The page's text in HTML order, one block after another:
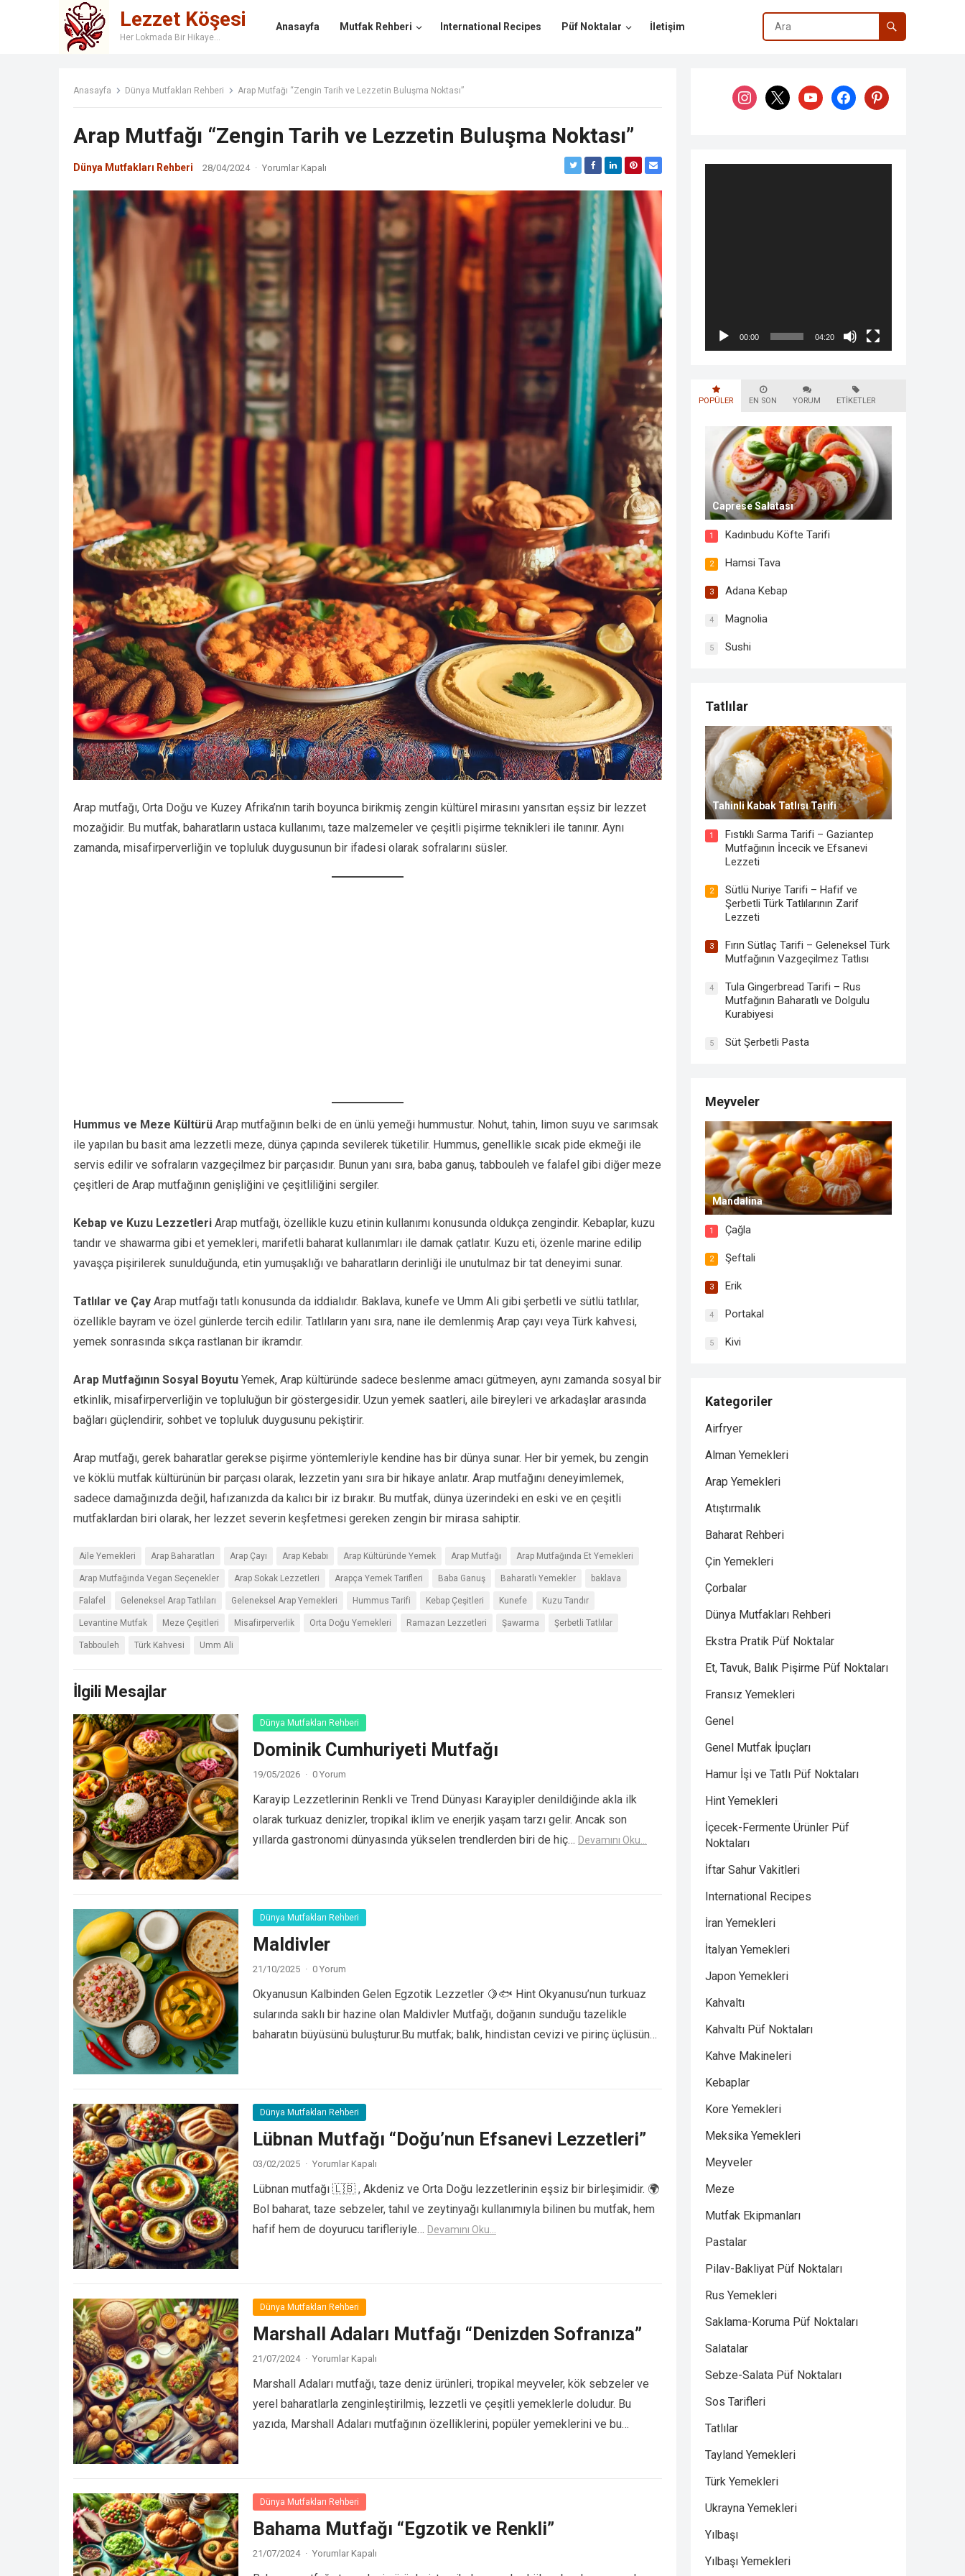
Lezzet Köşesi
Her Lokmada Bir Hikaye…
Anasayfa Mutfak Rehberi International Recipes Püf Noktalar İletişim
Anasayfa Dünya Mutfakları Rehberi Arap Mutfağı “Zengin Tarih ve Lezzetin Buluşma Noktası”
Arap Mutfağı “Zengin Tarih ve Lezzetin Buluşma Noktası”
Dünya Mutfakları Rehberi 28/04/2024 · Yorumlar Kapalı
Arap mutfağı, Orta Doğu ve Kuzey Afrika’nın tarih boyunca birikmiş zengin kültürel mirasını yansıtan eşsiz bir lezzet
mozağidir. Bu mutfak, baharatların ustaca kullanımı, taze malzemeler ve çeşitli pişirme teknikleri ile tanınır. Aynı
zamanda, misafirperverliğin ve topluluk duygusunun bir ifadesi olarak sofralarını süsler.
Hummus ve Meze Kültürü Arap mutfağının belki de en ünlü yemeği hummustur. Nohut, tahin, limon suyu ve sarımsak
ile yapılan bu basit ama lezzetli meze, dünya çapında sevilerek tüketilir. Hummus, genellikle sıcak pide ekmeği ile
servis edilir ve sofraların vazgeçilmez bir parçasıdır. Bunun yanı sıra, baba ganuş, tabbouleh ve falafel gibi diğer meze
çeşitleri de Arap mutfağının genişliğini ve çeşitliliğini sergiler.
Kebap ve Kuzu Lezzetleri Arap mutfağı, özellikle kuzu etinin kullanımı konusunda oldukça zengindir. Kebaplar, kuzu
tandır ve shawarma gibi et yemekleri, marifetli baharat kullanımları ile damak çatlatır. Kuzu eti, özenle marine edilip
yavaşça pişirilerek sunulduğunda, etin yumuşaklığı ve baharatların derinliği ile unutulmaz bir tat deneyimi sunar.
Tatlılar ve Çay Arap mutfağı tatlı konusunda da iddialıdır. Baklava, kunefe ve Umm Ali gibi şerbetli ve sütlü tatlılar,
özellikle bayram ve özel günlerde tercih edilir. Tatlıların yanı sıra, nane ile demlenmiş Arap çayı veya Türk kahvesi,
yemek sonrasında sıkça rastlanan bir ikramdır.
Arap Mutfağının Sosyal Boyutu Yemek, Arap kültüründe sadece beslenme amacı gütmeyen, aynı zamanda sosyal bir
etkinlik, misafirperverliğin ve topluluğun bir göstergesidir. Uzun yemek saatleri, aile bireyleri ve arkadaşlar arasında
bağları güçlendirir, sohbet ve topluluk duygusunu pekiştirir.
Arap mutfağı, gerek baharatlar gerekse pişirme yöntemleriyle kendine has bir dünya sunar. Her bir yemek, bu zengin
ve köklü mutfak kültürünün bir parçası olarak, lezzetin yanı sıra bir hikaye anlatır. Arap mutfağını deneyimlemek,
sadece damağınızda değil, hafızanızda da kalıcı bir iz bırakır. Bu mutfak, dünya üzerindeki en eski ve en çeşitli
mutfaklardan biri olarak, her lezzet severin keşfetmesi gereken zengin bir mirasa sahiptir.
Aile Yemekleri Arap Baharatları Arap Çayı Arap Kebabı Arap Kültüründe Yemek Arap Mutfağı Arap Mutfağında Et Yemekleri
Arap Mutfağında Vegan Seçenekler Arap Sokak Lezzetleri Arapça Yemek Tarifleri Baba Ganuş Baharatlı Yemekler baklava
Falafel Geleneksel Arap Tatlıları Geleneksel Arap Yemekleri Hummus Tarifi Kebap Çeşitleri Kunefe Kuzu Tandır
Levantine Mutfak Meze Çeşitleri Misafirperverlik Orta Doğu Yemekleri Ramazan Lezzetleri Şawarma Şerbetli Tatlılar
Tabbouleh Türk Kahvesi Umm Ali
İlgili Mesajlar
Dünya Mutfakları Rehberi
Dominik Cumhuriyeti Mutfağı
19/05/2026 · 0 Yorum
Karayip Lezzetlerinin Renkli ve Trend Dünyası Karayipler denildiğinde akla ilk
olarak turkuaz denizler, tropikal iklim ve enerjik yaşam tarzı gelir. Ancak son
yıllarda gastronomi dünyasında yükselen trendlerden biri de hiç… Devamını Oku...
Dünya Mutfakları Rehberi
Maldivler
21/10/2025 · 0 Yorum
Okyanusun Kalbinden Gelen Egzotik Lezzetler 🍋🐟 Hint Okyanusu’nun turkuaz
sularında saklı bir hazine olan Maldivler Mutfağı, doğanın sunduğu tazelikle
baharatın büyüsünü buluşturur.Bu mutfak; balık, hindistan cevizi ve pirinç üçlüsünün
Dünya Mutfakları Rehberi
Lübnan Mutfağı “Doğu’nun Efsanevi Lezzetleri”
03/02/2025 · Yorumlar Kapalı
Lübnan mutfağı 🇱🇧 , Akdeniz ve Orta Doğu lezzetlerinin eşsiz bir birleşimidir. 🌍
Bol baharat, taze sebzeler, tahıl ve zeytinyağı kullanımıyla bilinen bu mutfak, hem
hafif hem de doyurucu tarifleriyle… Devamını Oku...
Dünya Mutfakları Rehberi
Marshall Adaları Mutfağı “Denizden Sofranıza”
21/07/2024 · Yorumlar Kapalı
Marshall Adaları mutfağı, taze deniz ürünleri, tropikal meyveler, kök sebzeler ve
yerel baharatlarla zenginleştirilmiş, lezzetli ve çeşitli yemeklerle doludur. Bu
yazıda, Marshall Adaları mutfağının özelliklerini, popüler yemeklerini ve bu
Dünya Mutfakları Rehberi
Bahama Mutfağı “Egzotik ve Renkli”
21/07/2024 · Yorumlar Kapalı
instagram
x youtubefacebookpinterest
00:00 04:20
POPÜLER EN SON YORUM ETIKETLER
Caprese Salatası
1 Kadınbudu Köfte Tarifi
2 Hamsi Tava
3 Adana Kebap
4 Magnolia
5 Sushi
Tatlılar
Tahinli Kabak Tatlısı Tarifi
1
Fıstıklı Sarma Tarifi – Gaziantep
Mutfağının İncecik ve Efsanevi
Lezzeti
2
Sütlü Nuriye Tarifi – Hafif ve
Şerbetli Türk Tatlılarının Zarif
Lezzeti
3
Fırın Sütlaç Tarifi – Geleneksel Türk
Mutfağının Vazgeçilmez Tatlısı
4
Tula Gingerbread Tarifi – Rus
Mutfağının Baharatlı ve Dolgulu
Kurabiyesi
5 Süt Şerbetli Pasta
Meyveler
Mandalina
1 Çağla
2 Şeftali
3 Erik
4 Portakal
5 Kivi
Kategoriler
Airfryer
Alman Yemekleri
Arap Yemekleri
Atıştırmalık
Baharat Rehberi
Çin Yemekleri
Çorbalar
Dünya Mutfakları Rehberi
Ekstra Pratik Püf Noktalar
Et, Tavuk, Balık Pişirme Püf Noktaları
Fransız Yemekleri
Genel
Genel Mutfak İpuçları
Hamur İşi ve Tatlı Püf Noktaları
Hint Yemekleri
İçecek-Fermente Ürünler Püf
Noktaları
İftar Sahur Vakitleri
International Recipes
İran Yemekleri
İtalyan Yemekleri
Japon Yemekleri
Kahvaltı
Kahvaltı Püf Noktaları
Kahve Makineleri
Kebaplar
Kore Yemekleri
Meksika Yemekleri
Meyveler
Meze
Mutfak Ekipmanları
Pastalar
Pilav-Bakliyat Püf Noktaları
Rus Yemekleri
Saklama-Koruma Püf Noktaları
Salatalar
Sebze-Salata Püf Noktaları
Sos Tarifleri
Tatlılar
Tayland Yemekleri
Türk Yemekleri
Ukrayna Yemekleri
Yılbaşı
Yılbaşı Yemekleri